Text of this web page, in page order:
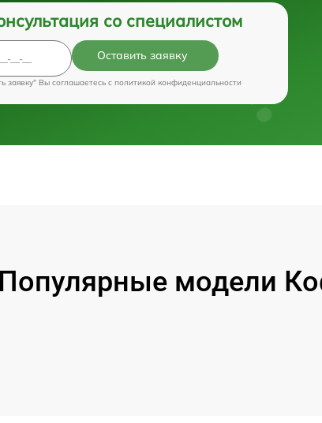
со специалистом
Оставить заявку
заявку" Вы соглашаетесь c политикой конфиденциальности
Популярные модели